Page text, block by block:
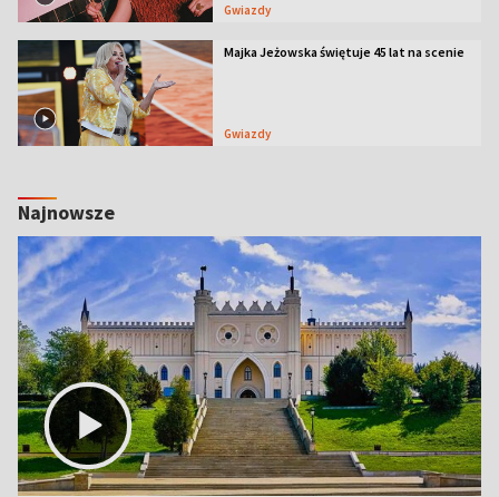
Gwiazdy
Majka Jeżowska świętuje 45 lat na scenie
Gwiazdy
Najnowsze